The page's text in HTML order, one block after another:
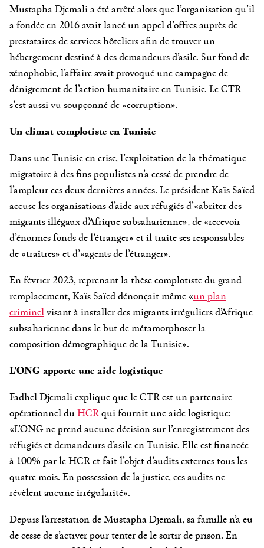
Mustapha Djemali a été arrêté alors que l’organisation qu’il
a fondée en 2016 avait lancé un appel d’offres auprès de
prestataires de services hôteliers afin de trouver un
hébergement destiné à des demandeurs d’asile. Sur fond de
xénophobie, l’affaire avait provoqué une campagne de
dénigrement de l’action humanitaire en Tunisie. Le CTR
s’est aussi vu soupçonné de «corruption».
Un climat complotiste en Tunisie
Dans une Tunisie en crise, l’exploitation de la thématique
migratoire à des fins populistes n’a cessé de prendre de
l’ampleur ces deux dernières années. Le président Kaïs Saïed
accuse les organisations d’aide aux réfugiés d’«abriter des
migrants illégaux d’Afrique subsaharienne», de «recevoir
d’énormes fonds de l’étranger» et il traite ses responsables
de «traîtres» et d’«agents de l’étranger».
En février 2023, reprenant la thèse complotiste du grand
remplacement, Kaïs Saïed dénonçait même «un plan
criminelvisant à installer des migrants irréguliers d’Afrique
subsaharienne dans le but de métamorphoser la
composition démographique de la Tunisie».
L’ONG apporte une aide logistique
Fadhel Djemali explique que le CTR est un partenaire
opérationnel du HCRqui fournit une aide logistique:
«L’ONG ne prend aucune décision sur l’enregistrement des
réfugiés et demandeurs d’asile en Tunisie. Elle est financée
à 100% par le HCR et fait l’objet d’audits externes tous les
quatre mois. En possession de la justice, ces audits ne
révèlent aucune irrégularité».
Depuis l’arrestation de Mustapha Djemali, sa famille n’a eu
de cesse de s’activer pour tenter de le sortir de prison. En